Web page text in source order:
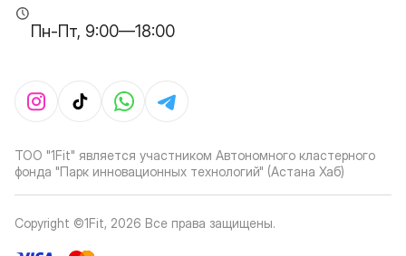
Пн-Пт, 9:00—18:00
ТОО "1Fit" является участником Автономного кластерного
фонда "Парк инновационных технологий" (Астана Хаб)
Copyright ©1Fit, 2026 Все права защищены.